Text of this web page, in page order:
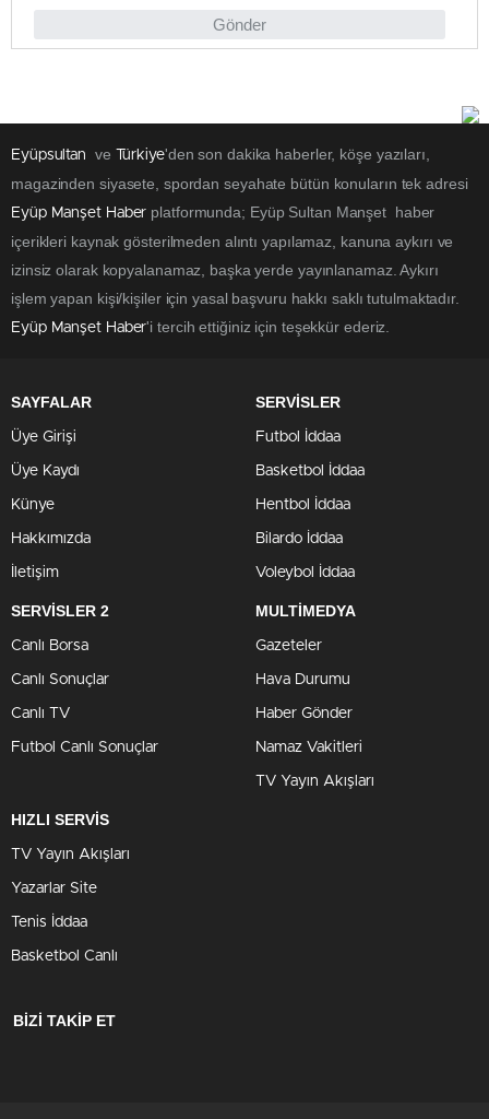
Gönder
Eyüpsultan ve Türkiye'den son dakika haberler, köşe yazıları,
magazinden siyasete, spordan seyahate bütün konuların tek adresi
Eyüp Manşet Haber platformunda; Eyüp Sultan Manşet haber
içerikleri kaynak gösterilmeden alıntı yapılamaz, kanuna aykırı ve
izinsiz olarak kopyalanamaz, başka yerde yayınlanamaz. Aykırı
işlem yapan kişi/kişiler için yasal başvuru hakkı saklı tutulmaktadır.
Eyüp Manşet Haber'i tercih ettiğiniz için teşekkür ederiz.
SAYFALAR
Üye Girişi
Üye Kaydı
Künye
Hakkımızda
İletişim
SERVİSLER
Futbol İddaa
Basketbol İddaa
Hentbol İddaa
Bilardo İddaa
Voleybol İddaa
SERVİSLER 2
Canlı Borsa
Canlı Sonuçlar
Canlı TV
Futbol Canlı Sonuçlar
MULTİMEDYA
Gazeteler
Hava Durumu
Haber Gönder
Namaz Vakitleri
TV Yayın Akışları
HIZLI SERVİS
TV Yayın Akışları
Yazarlar Site
Tenis İddaa
Basketbol Canlı
BİZİ TAKİP ET